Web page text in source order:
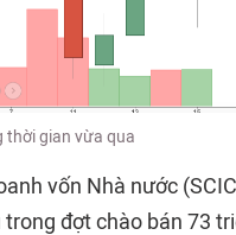
thời gian vừa qua
vốn Nhà nước
đợt chào bán 73